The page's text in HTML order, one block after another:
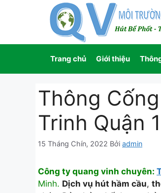
dung
Trang chủ Giới thiệu
Thông
Trinh Quận 1
15 Tháng Chín, 2022 Bởi admin
Công ty quang vinh chuyên:
Minh. Dịch vụ hút hầm cầu,